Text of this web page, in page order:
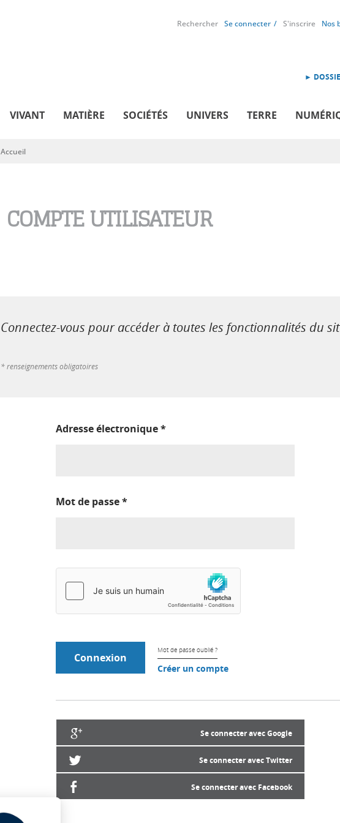
Rechercher Se connecter S'inscrire Nos
►
VIVANT MATIÈRE SOCIÉTÉS UNIVERS TERRE
Vous êtes ici
Accueil
COMPTE UTILISATEUR
Connectez-vous pour accéder à toutes les fonctionnalités du
* renseignements obligatoires
Adresse électronique*
Mot de passe*
Mot de passe oublié ?
Créer un compte
Se connecter avec Google
Se connecter avec Twitter
Se connecter avec Facebook